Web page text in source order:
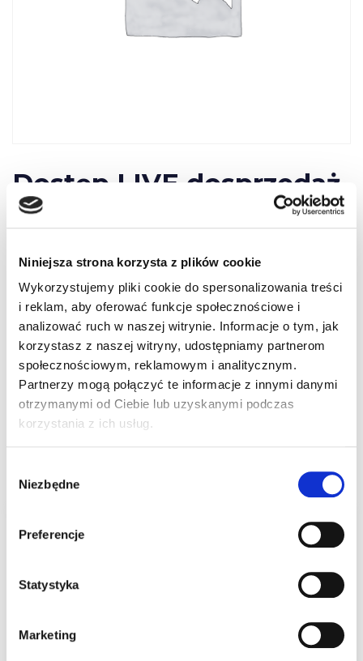
Niniejsza strona korzysta z plików cookie
Wykorzystujemy pliki cookie do spersonalizowania treści
i reklam, aby oferować funkcje społecznościowe i
analizować ruch w naszej witrynie. Informacje o tym, jak
korzystasz z naszej witryny, udostępniamy partnerom
społecznościowym, reklamowym i analitycznym.
Partnerzy mogą połączyć te informacje z innymi danymi
otrzymanymi od Ciebie lub uzyskanymi podczas
korzystania z ich usług.
zgody
Niezbędne
Preferencje
Statystyka
Marketing
Dostęp LIVE dosprzedaż
100 dni- Prawko.pl
75,00zł
Dodaj do koszyka
SKU: U105
Kategorie:Bizprawko , Materiały dla kursanta